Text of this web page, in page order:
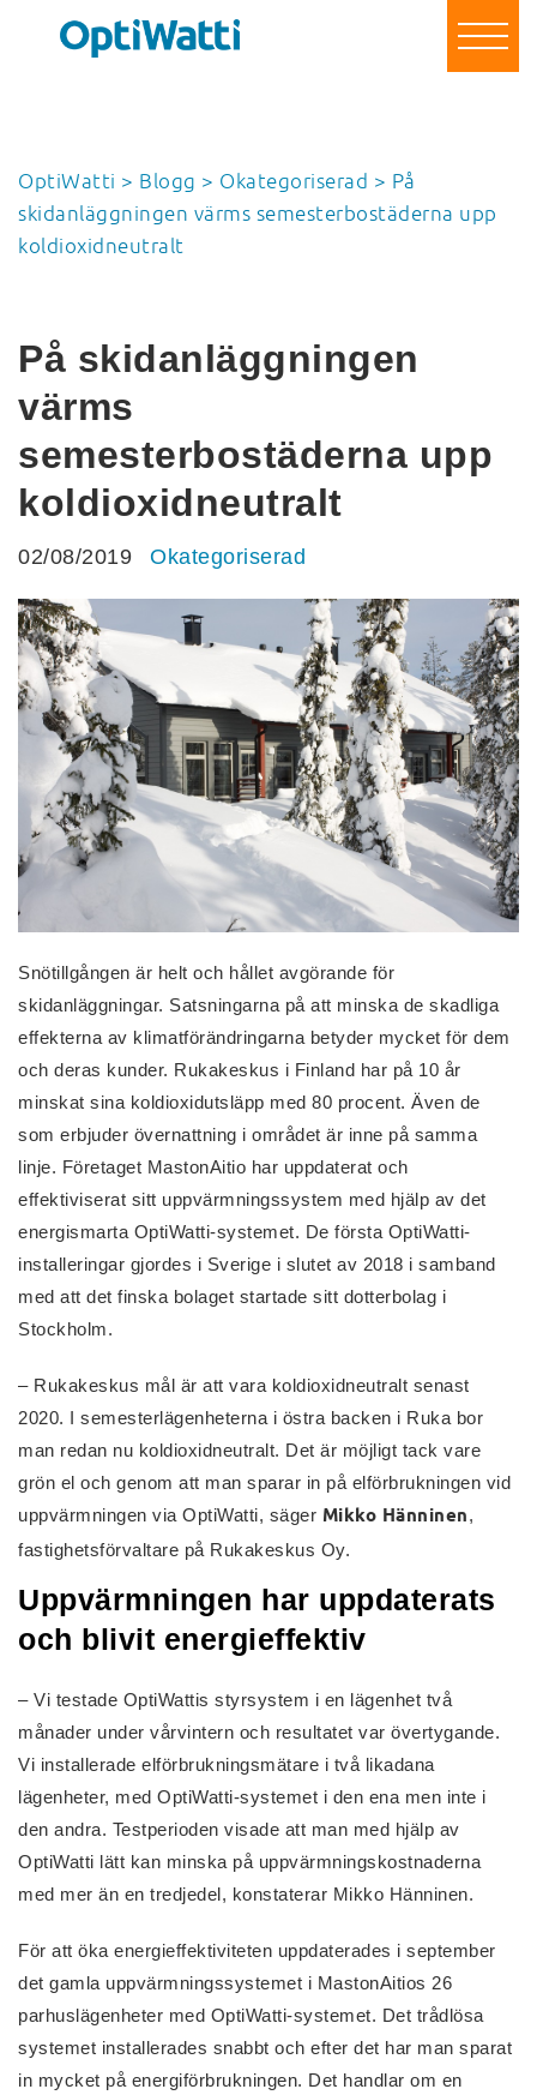
Spara energi & pengar
För företag & organisationer
Referenser
Logga in
OptiWatti > Blogg > Okategoriserad > På
skidanläggningen värms semesterbostäderna upp
koldioxidneutralt
På skidanläggningen
värms
semesterbostäderna upp
koldioxidneutralt
02/08/2019 Okategoriserad
Snötillgången är helt och hållet avgörande för
skidanläggningar. Satsningarna på att minska de skadliga
effekterna av klimatförändringarna betyder mycket för dem
och deras kunder. Rukakeskus i Finland har på 10 år
minskat sina koldioxidutsläpp med 80 procent. Även de
som erbjuder övernattning i området är inne på samma
linje. Företaget MastonAitio har uppdaterat och
effektiviserat sitt uppvärmningssystem med hjälp av det
energismarta OptiWatti-systemet. De första OptiWatti-
installeringar gjordes i Sverige i slutet av 2018 i samband
med att det finska bolaget startade sitt dotterbolag i
Stockholm.
– Rukakeskus mål är att vara koldioxidneutralt senast
2020. I semesterlägenheterna i östra backen i Ruka bor
man redan nu koldioxidneutralt. Det är möjligt tack vare
grön el och genom att man sparar in på elförbrukningen vid
uppvärmningen via OptiWatti, säger Mikko Hänninen,
fastighetsförvaltare på Rukakeskus Oy.
Uppvärmningen har uppdaterats
och blivit energieffektiv
– Vi testade OptiWattis styrsystem i en lägenhet två
månader under vårvintern och resultatet var övertygande.
Vi installerade elförbrukningsmätare i två likadana
lägenheter, med OptiWatti-systemet i den ena men inte i
den andra. Testperioden visade att man med hjälp av
OptiWatti lätt kan minska på uppvärmningskostnaderna
med mer än en tredjedel, konstaterar Mikko Hänninen.
För att öka energieffektiviteten uppdaterades i september
det gamla uppvärmningssystemet i MastonAitios 26
parhuslägenheter med OptiWatti-systemet. Det trådlösa
systemet installerades snabbt och efter det har man sparat
in mycket på energiförbrukningen. Det handlar om en